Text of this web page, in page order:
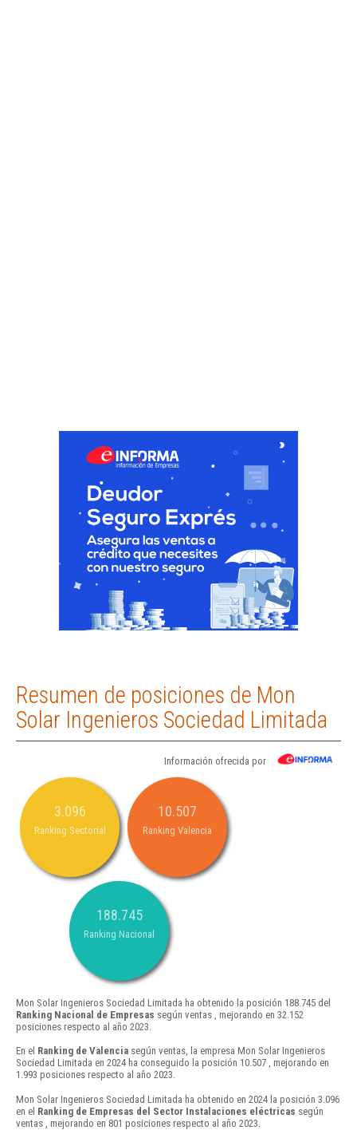
Resumen de posiciones de Mon
Solar Ingenieros Sociedad Limitada
Información ofrecida por
3.096
Ranking Sectorial
10.507
Ranking Valencia
188.745
Ranking Nacional
Mon Solar Ingenieros Sociedad Limitada ha obtenido la posición 188.745 del
Ranking Nacional de Empresas según ventas , mejorando en 32.152
posiciones respecto al año 2023.
En el Ranking de Valencia según ventas, la empresa Mon Solar Ingenieros
Sociedad Limitada en 2024 ha conseguido la posición 10.507 , mejorando en
1.993 posiciones respecto al año 2023.
Mon Solar Ingenieros Sociedad Limitada ha obtenido en 2024 la posición 3.096
en el Ranking de Empresas del Sector Instalaciones eléctricas según
ventas , mejorando en 801 posiciones respecto al año 2023.